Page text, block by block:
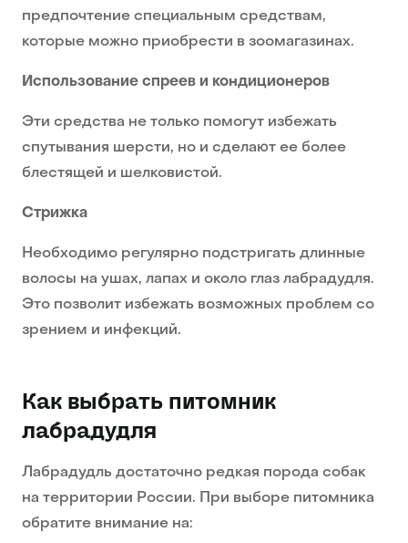
предпочтение специальным средствам,
которые можно приобрести в зоомагазинах.
Использование спреев и кондиционеров
Эти средства не только помогут избежать
спутывания шерсти, но и сделают ее более
блестящей и шелковистой.
Стрижка
Необходимо регулярно подстригать длинные
волосы на ушах, лапах и около глаз лабрадудля.
Это позволит избежать возможных проблем со
зрением и инфекций.
Как выбрать питомник
лабрадудля
Лабрадудль достаточно редкая порода собак
на территории России. При выборе питомника
обратите внимание на: